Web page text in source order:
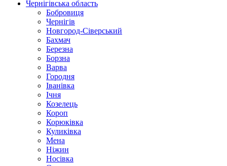
Чернігівська область
Бобровиця
Чернігів
Новгород-Сіверський
Бахмач
Березна
Борзна
Варва
Городня
Іванівка
Ічня
Козелець
Короп
Корюківка
Куликівка
Мена
Ніжин
Носівка